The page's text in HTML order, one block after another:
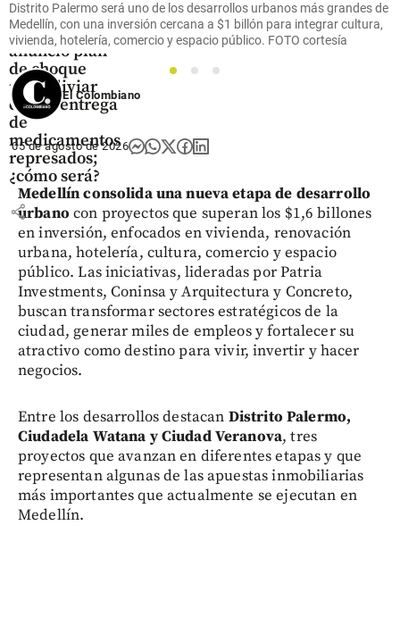
MinSalud
designada
anunció plan
de choque
para aliviar
citas y entrega
de
medicamentos
represados;
¿cómo será?
share
Distrito Palermo será uno de los desarrollos urbanos más grandes de
Medellín, con una inversión cercana a $1 billón para integrar cultura,
vivienda, hotelería, comercio y espacio público. FOTO cortesía
1 2
3
El Colombiano
05 de agosto de 2026
Medellín consolida una nueva etapa de desarrollo
urbano con proyectos que superan los $1,6 billones
en inversión, enfocados en vivienda, renovación
urbana, hotelería, cultura, comercio y espacio
público. Las iniciativas, lideradas por Patria
Investments, Coninsa y Arquitectura y Concreto,
buscan transformar sectores estratégicos de la
ciudad, generar miles de empleos y fortalecer su
atractivo como destino para vivir, invertir y hacer
negocios.
Entre los desarrollos destacan Distrito Palermo,
Ciudadela Watana y Ciudad Veranova, tres
proyectos que avanzan en diferentes etapas y que
representan algunas de las apuestas inmobiliarias
más importantes que actualmente se ejecutan en
Medellín.